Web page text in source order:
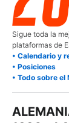
Sigue toda la
plataformas de
• Calendario y
• Posiciones
• Todo sobre el